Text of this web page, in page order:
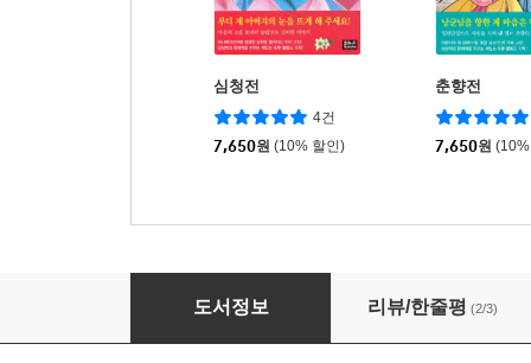
심청전
4건
7,650원 (10% 할인)
춘향전
7,650원
홍길동전
도서정보 리뷰/한줄평 (2/3)